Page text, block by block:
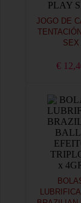
JOGO DE
SEX
€